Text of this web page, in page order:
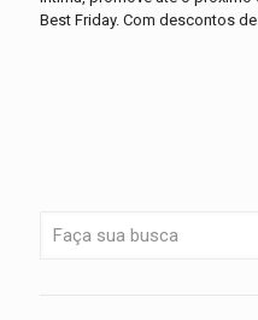
Best Friday. Com descontos de